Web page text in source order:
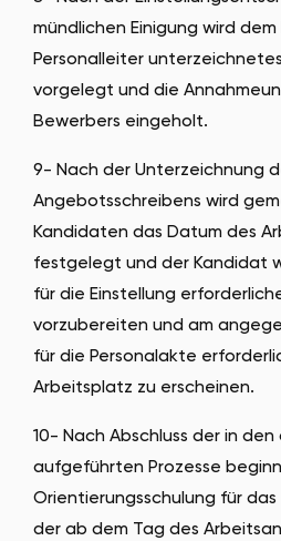
mündlichen Einigung wird
Personalleiter
vorgelegt und die
Bewerbers eingeholt.
9- Nach der Unterzeichnung
Angebotsschreibens wird
Kandidaten das Datum des
festgelegt und der Kandidat
für die Einstellung
vorzubereiten und am
für die Personalakte
Arbeitsplatz zu erscheinen.
10- Nach Abschluss der in
aufgeführten Prozesse
Orientierungsschulung für
der ab dem Tag des